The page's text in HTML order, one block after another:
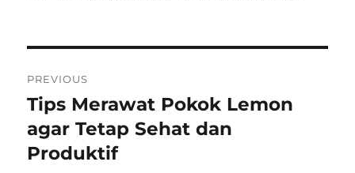
navigation
PREVIOUS
Previous
post:
Tips Merawat Pokok Lemon
agar Tetap Sehat dan
Produktif